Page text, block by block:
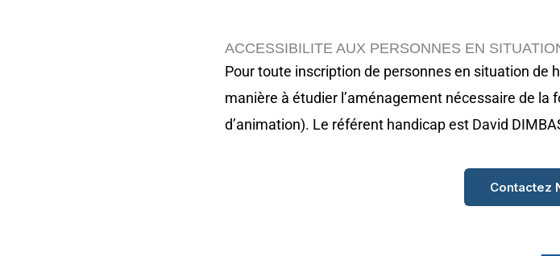
ACCESSIBILITE AUX PERSONNES EN
Pour toute inscription de personnes en situation de
manière à étudier l’aménagement nécessaire de
d’animation). Le référent handicap est David
Contactez